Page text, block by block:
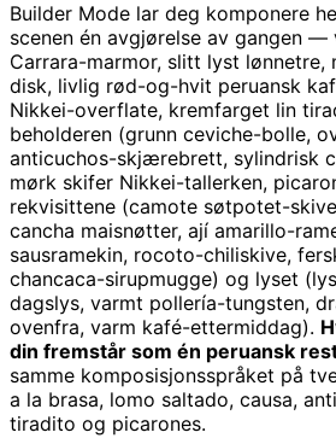
Builder Mode lar deg komponere
scenen én avgjørelse av gangen
Carrara-marmor, slitt lyst
disk, livlig rød-og-hvit peruansk
Nikkei-overflate, kremfarget lin
beholderen (grunn ceviche-bolle,
anticuchos-skjærebrett, sylindrisk
mørk skifer Nikkei-tallerken,
rekvisittene (camote søtpotet-
cancha maisnøtter, ají amarillo-
sausramekin, rocoto-chiliskive,
chancaca-sirupmugge) og lyset
dagslys, varmt pollería-tungsten,
ovenfra, varm kafé-ettermiddag).
din fremstår som én peruansk
samme komposisjonsspråket på
a la brasa, lomo saltado, causa,
tiradito og picarones.